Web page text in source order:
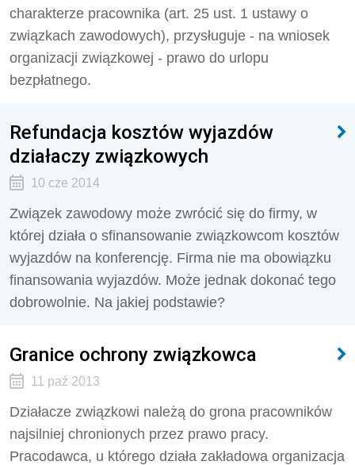
charakterze pracownika (art. 25 ust. 1 ustawy o
związkach zawodowych), przysługuje - na wniosek
organizacji związkowej - prawo do urlopu
bezpłatnego.
Refundacja kosztów wyjazdów
działaczy związkowych
10 cze 2014
Związek zawodowy może zwrócić się do firmy, w
której działa o sfinansowanie związkowcom kosztów
wyjazdów na konferencję. Firma nie ma obowiązku
finansowania wyjazdów. Może jednak dokonać tego
dobrowolnie. Na jakiej podstawie?
Granice ochrony związkowca
11 paź 2013
Działacze związkowi należą do grona pracowników
najsilniej chronionych przez prawo pracy.
Pracodawca, u którego działa zakładowa organizacja